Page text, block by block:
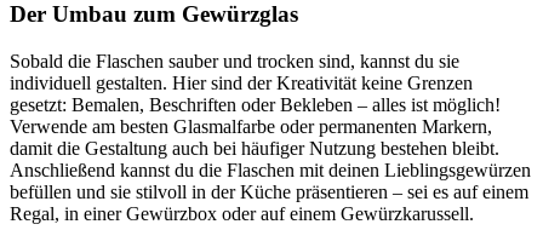
Der Umbau zum Gewürzglas
Sobald die Flaschen sauber und trocken sind, kannst du sie
individuell gestalten. Hier sind der Kreativität keine Grenzen
gesetzt: Bemalen, Beschriften oder Bekleben – alles ist möglich!
Verwende am besten Glasmalfarbe oder permanenten Markern,
damit die Gestaltung auch bei häufiger Nutzung bestehen bleibt.
Anschließend kannst du die Flaschen mit deinen Lieblingsgewürzen
befüllen und sie stilvoll in der Küche präsentieren – sei es auf einem
Regal, in einer Gewürzbox oder auf einem Gewürzkarussell.